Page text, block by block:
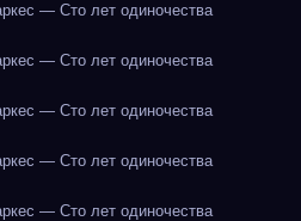
— Сто лет одиночества
— Сто лет одиночества
— Сто лет одиночества
— Сто лет одиночества
— Сто лет одиночества